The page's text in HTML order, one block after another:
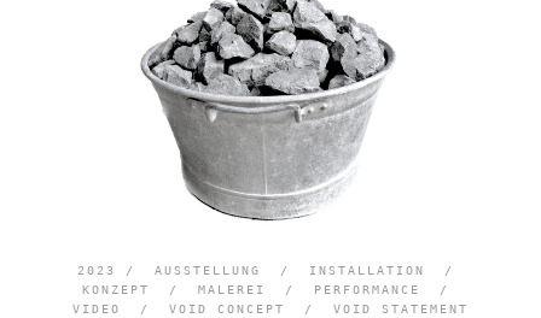
2023 / AUSSTELLUNG / INSTALLATION
/
KONZEPT
/ MALEREI / PERFORMANCE
/
VIDEO
/ VOID CONCEPT / VOID STATEMENT